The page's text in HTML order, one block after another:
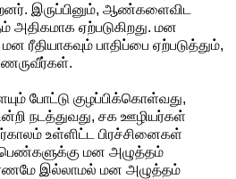
இருப்பினும், ஆண்களைவிட
ஏற்படுகிறது. மன
ரீதியாகவும் பாதிப்பை ஏற்படுத்தும்,
போட்டு குழப்பிக்கொள்வது,
நடத்துவது, சக ஊழியர்கள்
உள்ளிட்ட பிரச்சினைகள்
மன அழுத்தம்
இல்லாமல் மன அழுத்தம்